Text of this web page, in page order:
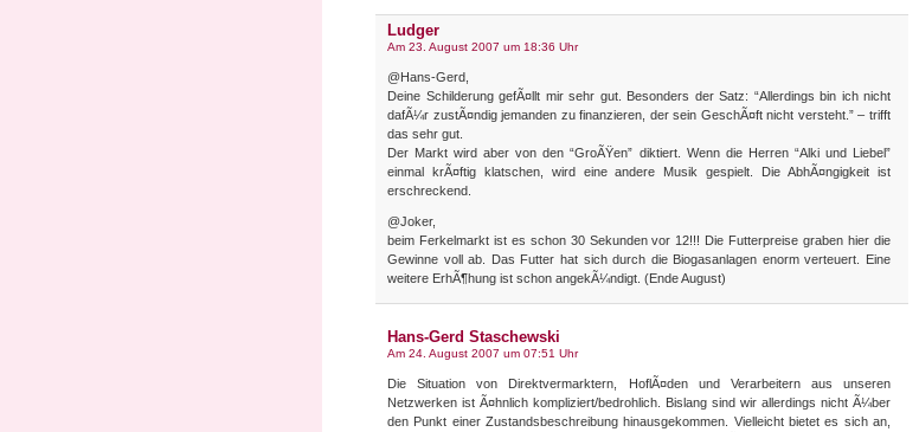
Ludger
Am 23. August 2007 um 18:36 Uhr
@Hans-Gerd,
Deine Schilderung gefÃ¤llt mir sehr gut. Besonders der Satz: “Allerdings bin ich nicht
dafÃ¼r zustÃ¤ndig jemanden zu finanzieren, der sein GeschÃ¤ft nicht versteht.” – trifft
das sehr gut.
Der Markt wird aber von den “GroÃŸen” diktiert. Wenn die Herren “Alki und Liebel”
einmal krÃ¤ftig klatschen, wird eine andere Musik gespielt. Die AbhÃ¤ngigkeit ist
erschreckend.
@Joker,
beim Ferkelmarkt ist es schon 30 Sekunden vor 12!!! Die Futterpreise graben hier die
Gewinne voll ab. Das Futter hat sich durch die Biogasanlagen enorm verteuert. Eine
weitere ErhÃ¶hung ist schon angekÃ¼ndigt. (Ende August)
Hans-Gerd Staschewski
Am 24. August 2007 um 07:51 Uhr
Die Situation von Direktvermarktern, HoflÃ¤den und Verarbeitern aus unseren
Netzwerken ist Ã¤hnlich kompliziert/bedrohlich. Bislang sind wir allerdings nicht Ã¼ber
den Punkt einer Zustandsbeschreibung hinausgekommen. Vielleicht bietet es sich an,